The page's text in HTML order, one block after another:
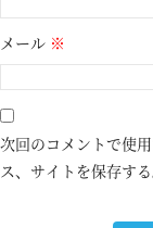
メール ※
次回のコメントで使
ス、サイトを保存する